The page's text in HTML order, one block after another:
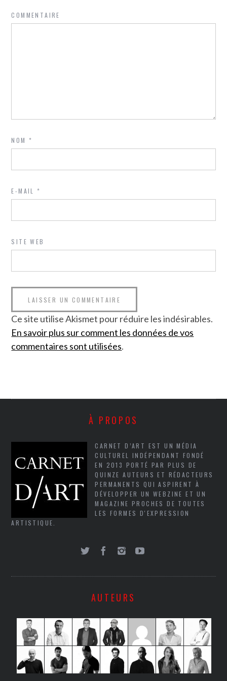
COMMENTAIRE
NOM*
E-MAIL*
SITE WEB
Ce site utilise Akismet pour réduire les indésirables.
En savoir plus sur comment les données de vos
commentaires sont utilisées.
À PROPOS
CARNET D’ART EST UN MÉDIA
CULTUREL INDÉPENDANT FONDÉ
EN 2013 PORTÉ PAR PLUS DE
QUINZE AUTEURS ET RÉDACTEURS
PERMANENTS QUI ASPIRENT À
DÉVELOPPER UN WEBZINE ET UN
MAGAZINE PROCHES DE TOUTES
LES FORMES D'EXPRESSION
ARTISTIQUE.
AUTEURS